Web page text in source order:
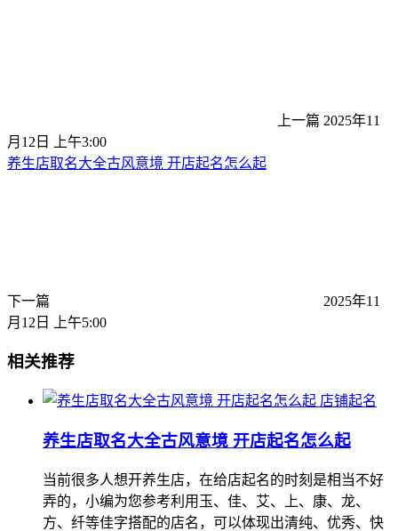
上一篇 2025年11
月12日 上午3:00
养生店取名大全古风意境 开店起名怎么起
下一篇
2025年11
月12日 上午5:00
相关推荐
店铺起名
养生店取名大全古风意境 开店起名怎么起
当前很多人想开养生店，在给店起名的时刻是相当不好
弄的，小编为您参考利用玉、佳、艾、上、康、龙、
方、纤等佳字搭配的店名，可以体现出清纯、优秀、快